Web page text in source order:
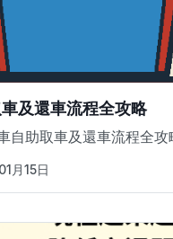
及還車流程全攻略
自助取車及還車流程全
月15日